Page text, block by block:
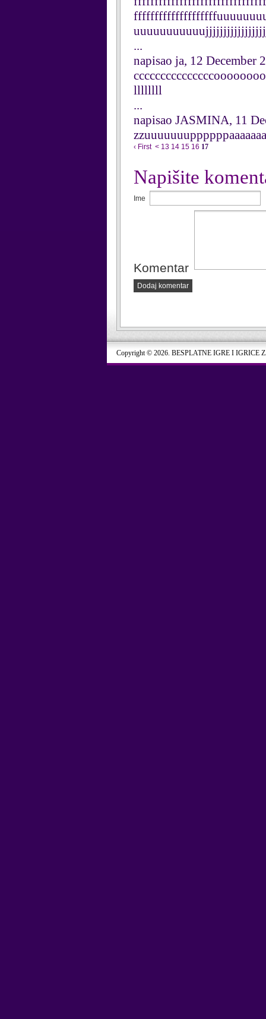
...
napisao ja, 12 December
llllllll
...
napisao JASMINA, 11
zzuuuuuuuppppppaaaaaaa
‹ First < 13 14 15 16 17
Napišite
Ime
Komentar
Dodaj komentar
Copyright © 2026. BESPLATNE IGRE I IGRICE